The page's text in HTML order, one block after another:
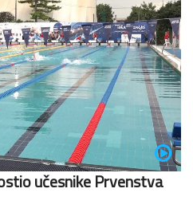
učesnike Prvenstva